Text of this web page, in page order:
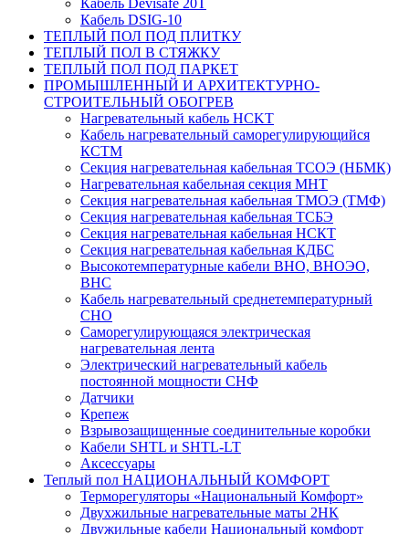
Кабель Devisafe 20T
Кабель DSIG-10
ТЕПЛЫЙ ПОЛ ПОД ПЛИТКУ
ТЕПЛЫЙ ПОЛ В СТЯЖКУ
ТЕПЛЫЙ ПОЛ ПОД ПАРКЕТ
ПРОМЫШЛЕННЫЙ И АРХИТЕКТУРНО-
СТРОИТЕЛЬНЫЙ ОБОГРЕВ
Нагревательный кабель НCKТ
Кабель нагревательный саморегулирующийся
КСТМ
Секция нагревательная кабельная ТСОЭ (НБМК)
Нагревательная кабельная секция МНТ
Секция нагревательная кабельная ТМОЭ (ТМФ)
Секция нагревательная кабельная ТСБЭ
Секция нагревательная кабельная НСКТ
Секция нагревательная кабельная КДБС
Высокотемпературные кабели ВНО, ВНОЭО,
ВНС
Кабель нагревательный среднетемпературный
СНО
Саморегулирующаяся электрическая
нагревательная лента
Электрический нагревательный кабель
постоянной мощности СНФ
Датчики
Крепеж
Взрывозащищенные соединительные коробки
Кабели SHTL и SHTL-LT
Аксессуары
Теплый пол НАЦИОНАЛЬНЫЙ КОМФОРТ
Терморегуляторы «Национальный Комфорт»
Двухжильные нагревательные маты 2НК
Двужильные кабели Национальный комфорт